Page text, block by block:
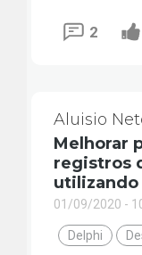
2
Aluisio
Melhorar
registros
utilizando
01/09/2020 -
Delphi